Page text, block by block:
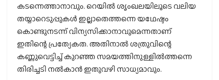
കടന്നെത്താനാവും. റെയില്‍ ശൃംഖലയിലൂടെ വലിയ
തയ്യാറെടുപ്പുകള്‍ ഇല്ലാതെത്തന്നെ യഥേഷ്ടം
കൊണ്ടുനടന്ന് വിന്യസിക്കാനാവുമെന്നതാണ്
ഇതിന്റെ പ്രത്യേകത. അതിനാല്‍ ശത്രുവിന്റെ
കണ്ണുവെട്ടിച്ച് കുറഞ്ഞ സമയത്തിനുള്ളില്‍ത്തന്നെ
തിരിച്ചടി നല്‍കാന്‍ ഇതുവഴി സാധ്യമാവും.